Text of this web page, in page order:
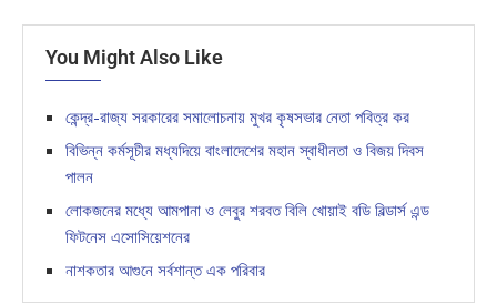
You Might Also Like
কেন্দ্র-রাজ্য সরকারের সমালোচনায় মুখর কৃষসভার নেতা পবিত্র কর
বিভিন্ন কর্মসূচীর মধ্যদিয়ে বাংলাদেশের মহান স্বাধীনতা ও বিজয় দিবস
পালন
লোকজনের মধ্যে আমপানা ও লেবুর শরবত বিলি খোয়াই বডি বিল্ডার্স এন্ড
ফিটনেস এসোসিয়েশনের
নাশকতার আগুনে সর্বশান্ত এক পরিবার